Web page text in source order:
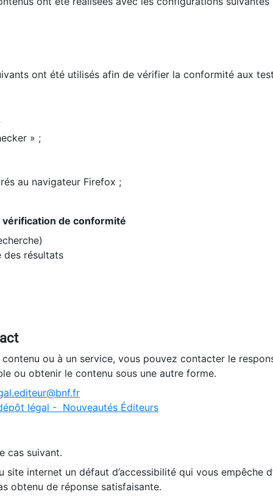
ont été utilisés afin de vérifier la conformité aux
» ;
au navigateur Firefox ;
vérification de conformité
des résultats
contenu ou à un service, vous pouvez contacter le
ou obtenir le contenu sous une autre forme.
légal - Nouveautés Éditeurs
cas suivant.
site internet un défaut d’accessibilité qui vous empêche
obtenu de réponse satisfaisante.